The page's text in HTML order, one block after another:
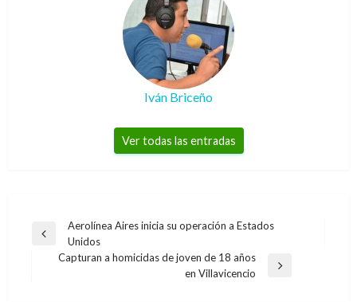
Iván Briceño
Ver todas las entradas
Navegación
Entrada
anterior
Aerolínea Aires inicia su operación a Estados
Unidos
Capturan a homicidas de joven de 18 años
en Villavicencio